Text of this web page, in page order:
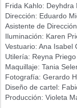
Frida Kahlo: Deyhdra
Dirección: Eduardo
Asistente de
Iluminación: Karen
Vestuario: Ana Isabel
Utilería: Reyna Priego
Maquillaje: Tania
Fotografía: Gerardo
Diseño de cartel:
Producción: Violeta